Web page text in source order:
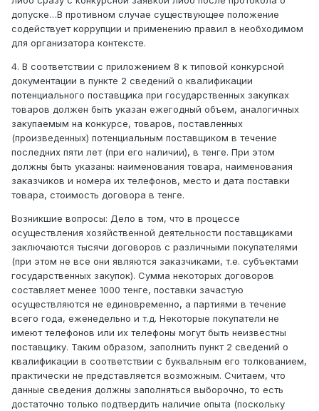
допуске…В противном случае существующее положение
содействует коррупции и применению правил в необходимом
для организатора контексте.
4. В соответствии с приложением 8 к типовой конкурсной
документации в пункте 2 сведений о квалификации
потенциального поставщика при государственных закупках
товаров должен быть указан ежегодный объем, аналогичных
закупаемым на конкурсе, товаров, поставленных
(произведенных) потенциальным поставщиком в течение
последних пяти лет (при его наличии), в тенге. При этом
должны быть указаны: наименования товара, наименования
заказчиков и номера их телефонов, место и дата поставки
товара, стоимость договора в тенге.
Возникшие вопросы: Дело в том, что в процессе
осуществления хозяйственной деятельности поставщиками
заключаются тысячи договоров с различными покупателями
(при этом не все они являются заказчиками, т.е. субъектами
государственных закупок). Сумма некоторых договоров
составляет менее 1000 тенге, поставки зачастую
осуществляются не единовременно, а партиями в течение
всего года, еженедельно и т.д. Некоторые покупатели не
имеют телефонов или их телефоны могут быть неизвестны
поставщику. Таким образом, заполнить пункт 2 сведений о
квалификации в соответствии с буквальным его толкованием,
практически не представляется возможным. Считаем, что
данные сведения должны заполняться выборочно, то есть
достаточно только подтвердить наличие опыта (поскольку